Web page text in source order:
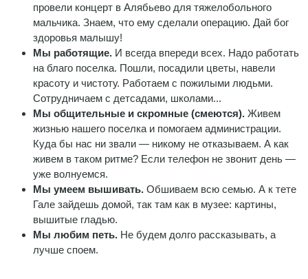
провели концерт в Алябьево для тяжелобольного
мальчика. Знаем, что ему сделали операцию. Дай бог
здоровья малышу!
Мы работящие. И всегда впереди всех. Надо работать
на благо поселка. Пошли, посадили цветы, навели
красоту и чистоту. Работаем с пожилыми людьми.
Сотрудничаем с детсадами, школами...
Мы общительные и скромные (смеются). Живем
жизнью нашего поселка и помогаем администрации.
Куда бы нас ни звали — никому не отказываем. А как
живем в таком ритме? Если телефон не звонит день —
уже волнуемся.
Мы умеем вышивать. Обшиваем всю семью. А к тете
Гале зайдешь домой, так там как в музее: картины,
вышитые гладью.
Мы любим петь. Не будем долго рассказывать, а
лучше споем.